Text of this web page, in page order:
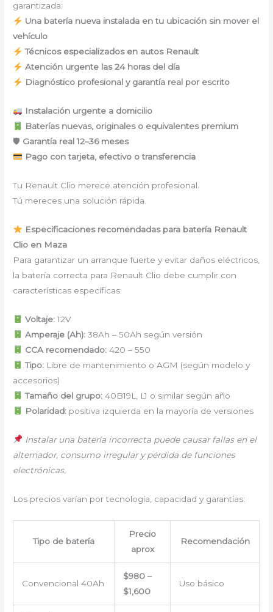
garantizada:
Una batería nueva instalada en tu ubicación sin mover el
vehículo
Técnicos especializados en autos Renault
Atención urgente las 24 horas del día
Diagnóstico profesional y garantía real por escrito
Instalación urgente a domicilio
Baterías nuevas, originales o equivalentes premium
🛡 Garantía real 12–36 meses
Pago con tarjeta, efectivo o transferencia
Tu Renault Clio merece atención profesional.
Tú mereces una solución rápida.
Especificaciones recomendadas para batería Renault
Clio en Maza
Para garantizar un arranque fuerte y evitar daños eléctricos,
la batería correcta para Renault Clio debe cumplir con
características específicas:
Voltaje:12V
Amperaje (Ah):38Ah – 50Ah según versión
CCA recomendado:420 – 550
Tipo:Libre de mantenimiento o AGM (según modelo y
accesorios)
Tamaño del grupo:40B19L, L1 o similar según año
Polaridad:positiva izquierda en la mayoría de versiones
Instalar una batería incorrecta puede causar fallas en el
alternador, consumo irregular y pérdida de funciones
electrónicas.
Los precios varían por tecnología, capacidad y garantías:
Tipo de batería
Precio
aprox
Recomendación
Convencional 40Ah
$980 –
$1,600
Uso básico